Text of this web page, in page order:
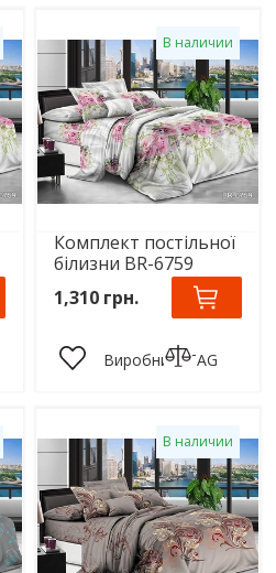
В наличии
Комплект постільної
білизни BR-6759
1,310 грн.
Виробник: TAG
В наличии